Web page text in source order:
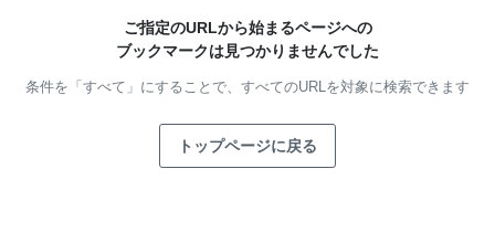
ご指定のURLから始まるページへの
ブックマークは見つかりませんでした
条件を「すべて」にすることで、 すべてのURLを対象に検索できます
トップページに戻る